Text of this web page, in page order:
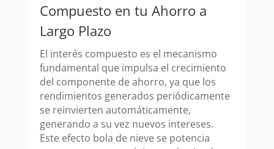
Compuesto en tu Ahorro a
Largo Plazo
El interés compuesto es el mecanismo
fundamental que impulsa el crecimiento
del componente de ahorro, ya que los
rendimientos generados periódicamente
se reinvierten automáticamente,
generando a su vez nuevos intereses.
Este efecto bola de nieve se potencia